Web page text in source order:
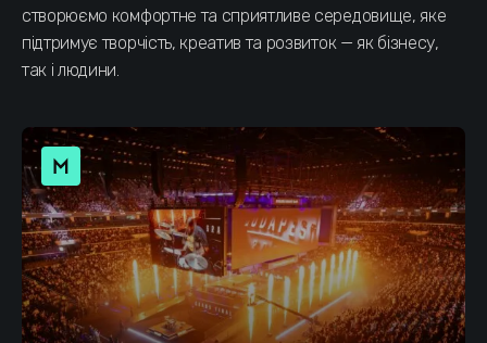
створюємо комфортне та сприятливе середовище, яке
підтримує творчість, креатив та розвиток — як бізнесу,
так і людини.